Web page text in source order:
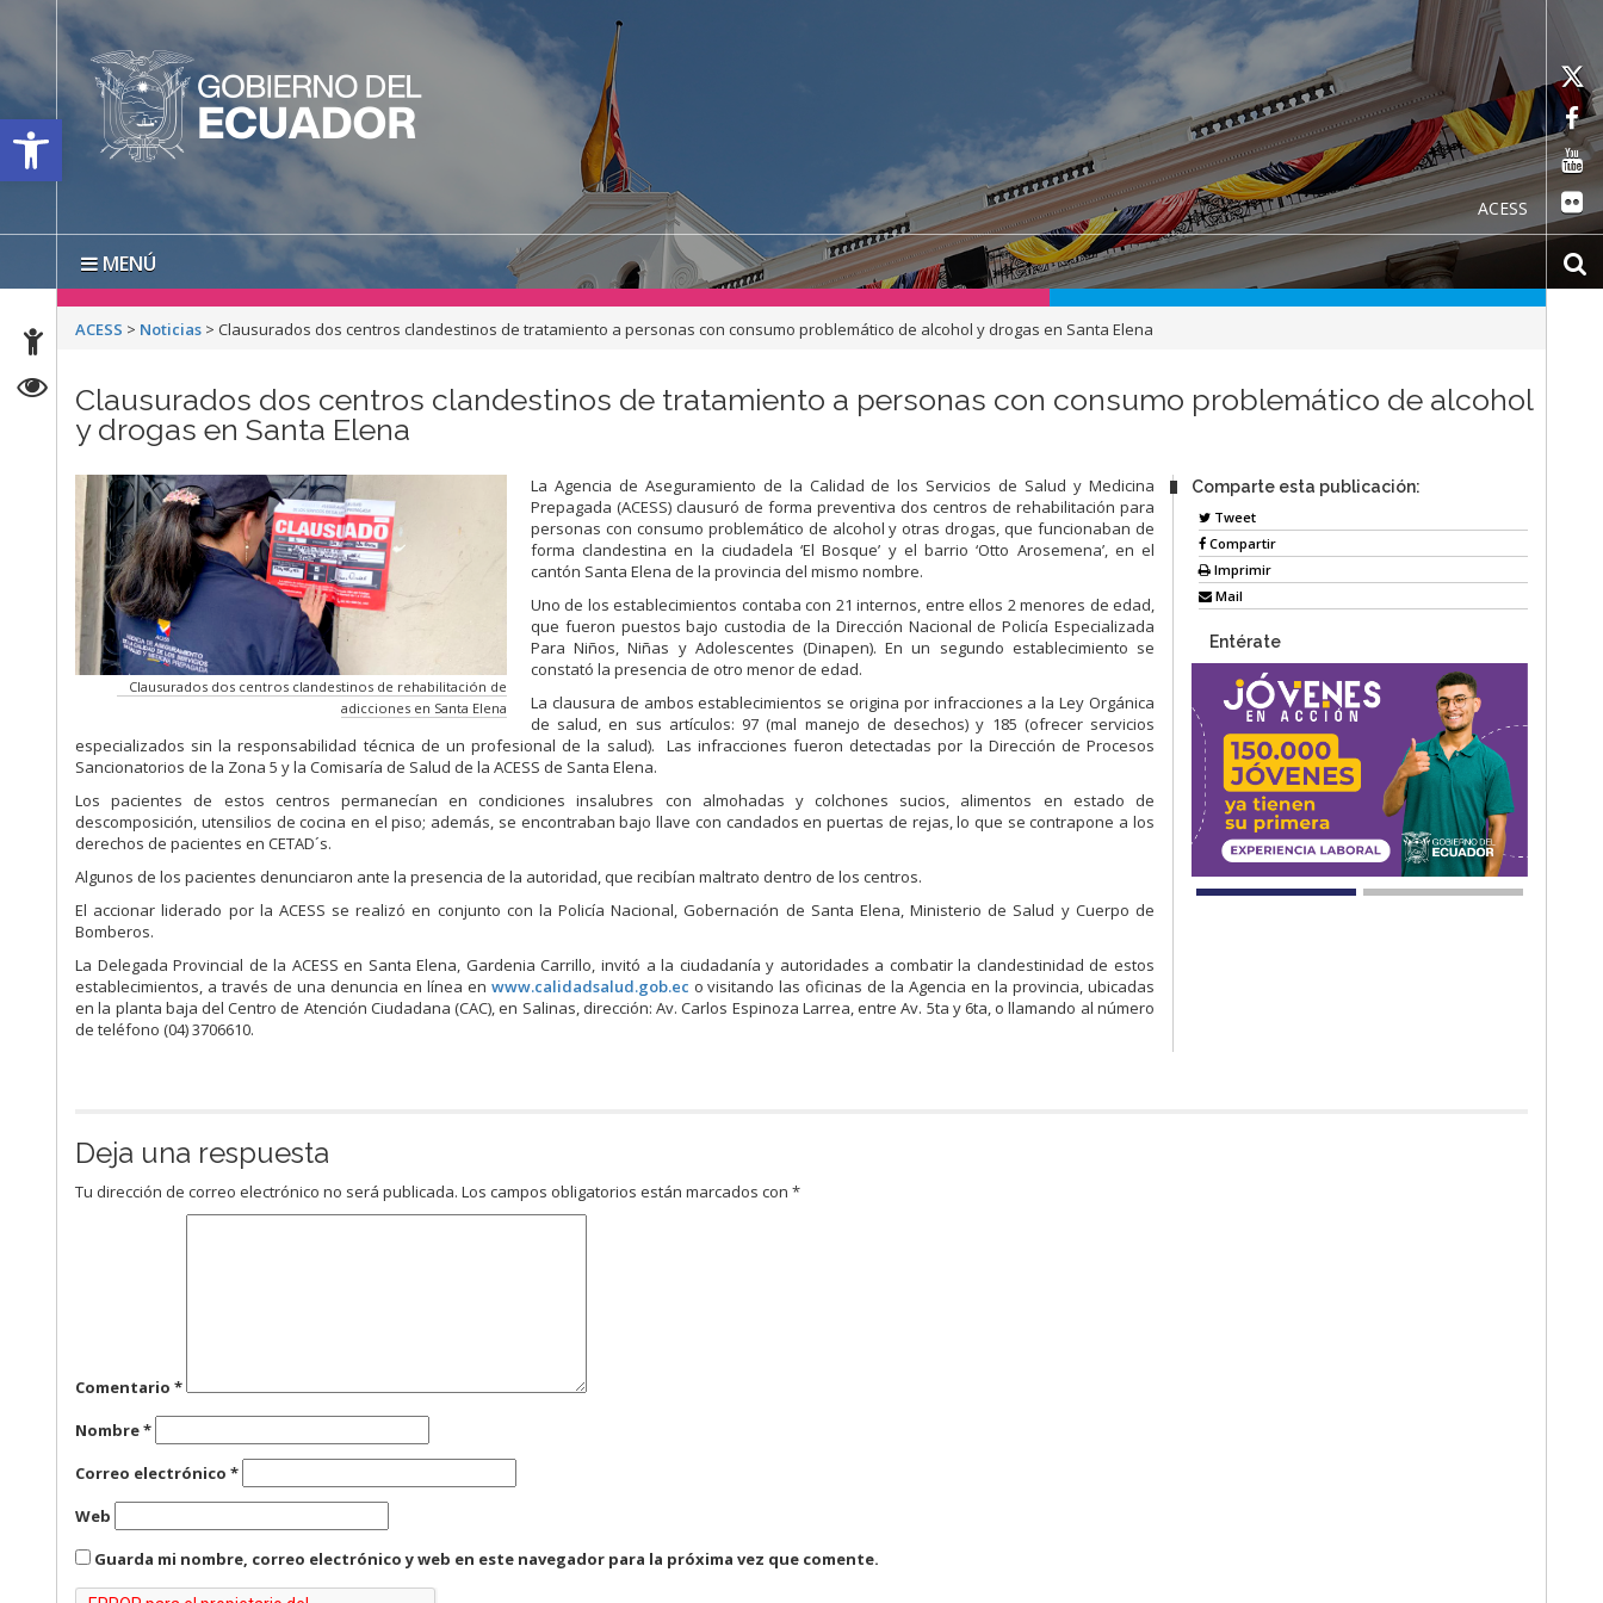
Open toolbar
ACESS
MENÚ
ACESS > Noticias >Clausurados dos centros clandestinos de tratamiento a personas con consumo problemático de alcohol y drogas en Santa Elena
Clausurados dos centros clandestinos de tratamiento a personas con consumo problemático de alcohol
y drogas en Santa Elena
Clausurados dos centros clandestinos de rehabilitación de
adicciones en Santa Elena
La Agencia de Aseguramiento de la Calidad de los Servicios de Salud y Medicina
Prepagada (ACESS) clausuró de forma preventiva dos centros de rehabilitación para
personas con consumo problemático de alcohol y otras drogas, que funcionaban de
forma clandestina en la ciudadela ‘El Bosque’ y el barrio ‘Otto Arosemena’, en el
cantón Santa Elena de la provincia del mismo nombre.
Uno de los establecimientos contaba con 21 internos, entre ellos 2 menores de edad,
que fueron puestos bajo custodia de la Dirección Nacional de Policía Especializada
Para Niños, Niñas y Adolescentes (Dinapen). En un segundo establecimiento se
constató la presencia de otro menor de edad.
La clausura de ambos establecimientos se origina por infracciones a la Ley Orgánica
de salud, en sus artículos: 97 (mal manejo de desechos) y 185 (ofrecer servicios
especializados sin la responsabilidad técnica de un profesional de la salud). Las infracciones fueron detectadas por la Dirección de Procesos
Sancionatorios de la Zona 5 y la Comisaría de Salud de la ACESS de Santa Elena.
Los pacientes de estos centros permanecían en condiciones insalubres con almohadas y colchones sucios, alimentos en estado de
descomposición, utensilios de cocina en el piso; además, se encontraban bajo llave con candados en puertas de rejas, lo que se contrapone a los
derechos de pacientes en CETAD´s.
Algunos de los pacientes denunciaron ante la presencia de la autoridad, que recibían maltrato dentro de los centros.
El accionar liderado por la ACESS se realizó en conjunto con la Policía Nacional, Gobernación de Santa Elena, Ministerio de Salud y Cuerpo de
Bomberos.
La Delegada Provincial de la ACESS en Santa Elena, Gardenia Carrillo, invitó a la ciudadanía y autoridades a combatir la clandestinidad de estos
establecimientos, a través de una denuncia en línea en www.calidadsalud.gob.ec o visitando las oficinas de la Agencia en la provincia, ubicadas
en la planta baja del Centro de Atención Ciudadana (CAC), en Salinas, dirección: Av. Carlos Espinoza Larrea, entre Av. 5ta y 6ta, o llamando al número
de teléfono (04) 3706610.
Comparte esta publicación:
Tweet
Compartir
Imprimir
Mail
Entérate
Deja una respuesta
Tu dirección de correo electrónico no será publicada. Los campos obligatorios están marcados con*
Comentario*
Nombre*
Correo electrónico*
Web
Guarda mi nombre, correo electrónico y web en este navegador para la próxima vez que comente.